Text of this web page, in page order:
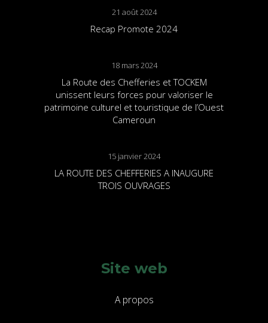
21 août 2024
Recap Promote 2024
18 mars 2024
La Route des Chefferies et TOCKEM
unissent leurs forces pour valoriser le
patrimoine culturel et touristique de l’Ouest
Cameroun
15 janvier 2024
LA ROUTE DES CHEFFERIES A INAUGURE
TROIS OUVRAGES
Site web
A propos